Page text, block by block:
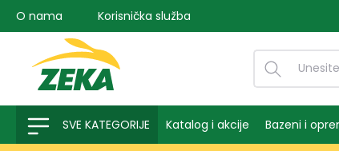
pretragu Preskoči na glavnu navigaciju
O nama Korisnička služba
SVE KATEGORIJE Katalog i akcije Bazeni i